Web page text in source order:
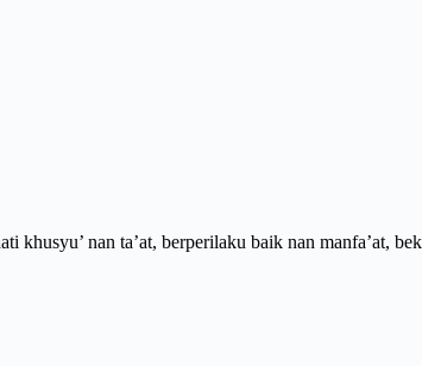
nan ta’at, berperilaku baik nan manfa’at,